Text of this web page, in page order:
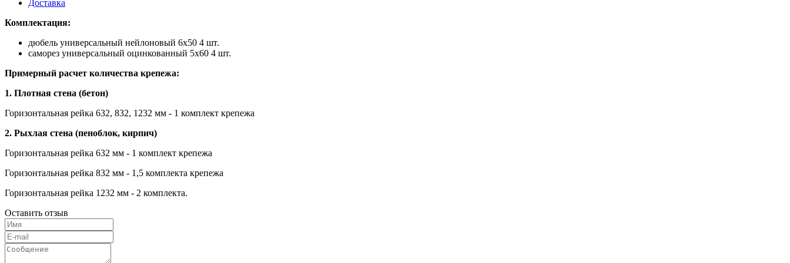
Доставка
Комплектация:
дюбель универсальный нейлоновый 6х50 4 шт.
саморез универсальный оцинкованный 5х60 4 шт.
Примерный расчет количества крепежа:
1. Плотная стена (бетон)
Горизонтальная рейка 632, 832, 1232 мм - 1 комплект крепежа
2. Рыхлая стена (пеноблок, кирпич)
Горизонтальная рейка 632 мм - 1 комплект крепежа
Горизонтальная рейка 832 мм - 1,5 комплекта крепежа
Горизонтальная рейка 1232 мм - 2 комплекта.
Оставить отзыв